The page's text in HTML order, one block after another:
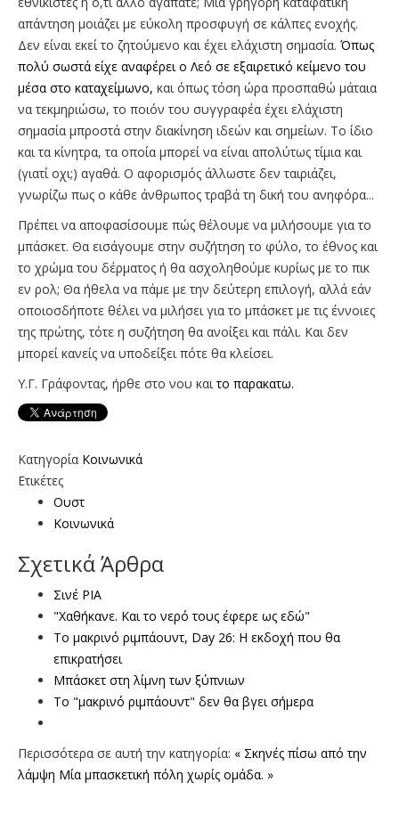
απάντηση μοιάζει με εύκολη προσφυγή σε κάλπες ενοχής.
Δεν είναι εκεί το ζητούμενο και έχει ελάχιστη σημασία. Όπως
πολύ σωστά είχε αναφέρει ο Λεό σε εξαιρετικό κείμενο του
μέσα στο καταχείμωνο, και όπως τόση ώρα προσπαθώ μάταια
να τεκμηριώσω, το ποιόν του συγγραφέα έχει ελάχιστη
σημασία μπροστά στην διακίνηση ιδεών και σημείων. Το ίδιο
και τα κίνητρα, τα οποία μπορεί να είναι απολύτως τίμια και
(γιατί οχι;) αγαθά. O αφορισμός άλλωστε δεν ταιριάζει,
γνωρίζω πως ο κάθε άνθρωπος τραβά τη δική του ανηφόρα...
Πρέπει να αποφασίσουμε πώς θέλουμε να μιλήσουμε για το
μπάσκετ. Θα εισάγουμε στην συζήτηση το φύλο, το έθνος και
το χρώμα του δέρματος ή θα ασχοληθούμε κυρίως με το πικ
εν ρολ; Θα ήθελα να πάμε με την δεύτερη επιλογή, αλλά εάν
οποιοσδήποτε θέλει να μιλήσει για το μπάσκετ με τις έννοιες
της πρώτης, τότε η συζήτηση θα ανοίξει και πάλι. Και δεν
μπορεί κανείς να υποδείξει πότε θα κλείσει.
Υ.Γ. Γράφοντας, ήρθε στο νου καιτο παρακατω.
Κατηγορία Κοινωνικά
Ετικέτες
Ουστ
Κοινωνικά
Σχετικά Άρθρα
Σινέ ΡΙΑ
"Χαθήκανε. Και το νερό τους έφερε ως εδώ"
Το μακρινό ριμπάουντ, Day 26: Η εκδοχή που θα
επικρατήσει
Μπάσκετ στη λίμνη των ξύπνιων
Το "μακρινό ριμπάουντ" δεν θα βγει σήμερα
Περισσότερα σε αυτή την κατηγορία: « Σκηνές πίσω από την
λάμψη Mία μπασκετική πόλη χωρίς ομάδα. »